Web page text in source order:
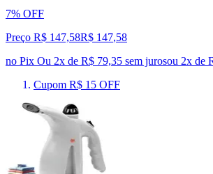
7% OFF
Preço R$ 147,58R$ 147,58
no Pix Ou 2x de R$ 79,35 sem jurosou 2x de
Cupom R$ 15 OFF